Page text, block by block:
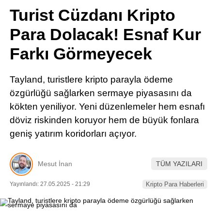
Youtube
TikTok
LinkedIn
Telegram
Turist Cüzdanı Kripto
Para Dolacak! Esnaf Kur
Farkı Görmeyecek
Tayland, turistlere kripto parayla ödeme
özgürlüğü sağlarken sermaye piyasasını da
kökten yeniliyor. Yeni düzenlemeler hem esnafı
döviz riskinden koruyor hem de büyük fonlara
geniş yatırım koridorları açıyor.
Mesut İnan TÜM YAZILARI
Yayınlandı: 27.05.2025 - 21:29 Kripto Para Haberleri